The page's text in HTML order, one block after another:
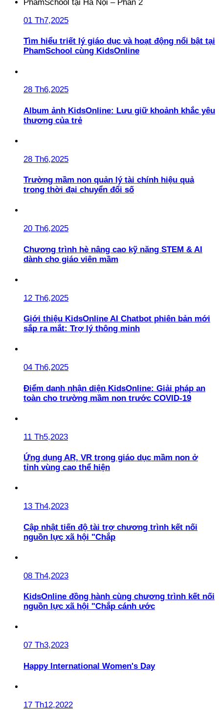
01 Th7,2025
Tìm hiểu triết lý giáo dục và hoạt động nổi bật tại
PhamSchool cùng KidsOnline
28 Th6,2025
Album ảnh KidsOnline: Lưu giữ khoảnh khắc yêu
thương của trẻ
28 Th6,2025
Trường mầm non quản lý tài chính hiệu quả
trong thời đại chuyển đổi số
20 Th6,2025
Chương trình hè nâng cao kỹ năng STEM & AI
dành cho giáo viên mầm
12 Th6,2025
Giới thiệu KidsOnline AI Chatbot phiên bản mới
sắp ra mắt: Trợ lý thông minh
04 Th6,2025
Điểm danh nhận diện KidsOnline: Giải pháp an
toàn cho trường mầm non trước COVID-19
11 Th5,2023
Ứng dụng AR, VR trong giáo dục mầm non ở
tỉnh vùng cao thể hiện
13 Th4,2023
Cập nhật tiến độ tài trợ chương trình kết nối
nguồn lực xã hội "Chắp
08 Th4,2023
KidsOnline đồng hành cùng chương trình kết nối
nguồn lực xã hội "Chắp cánh ước
07 Th3,2023
Happy International Women's Day
17 Th12,2022